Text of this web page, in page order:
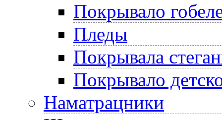
Покрывало
Пледы
Покрывала
Покрывало
Наматрацники